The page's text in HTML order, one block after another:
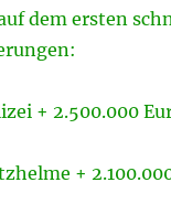
dem ersten
+ 2.500.000
+